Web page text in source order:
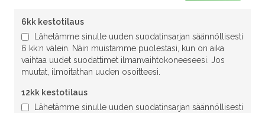
6kk kestotilaus
Lähetämme sinulle uuden suodatinsarjan säännöllisesti
6 kk:n välein. Näin muistamme puolestasi, kun on aika
vaihtaa uudet suodattimet ilmanvaihtokoneeseesi. Jos
muutat, ilmoitathan uuden osoitteesi.
12kk kestotilaus
Lähetämme sinulle uuden suodatinsarjan säännöllisesti